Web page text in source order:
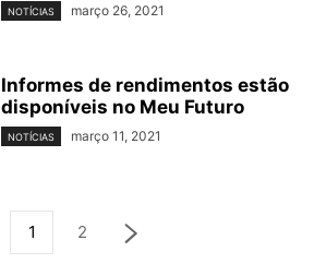
NOTÍCIAS março 26, 2021
Informes de rendimentos estão
disponíveis no Meu Futuro
NOTÍCIAS março 11, 2021
1 2